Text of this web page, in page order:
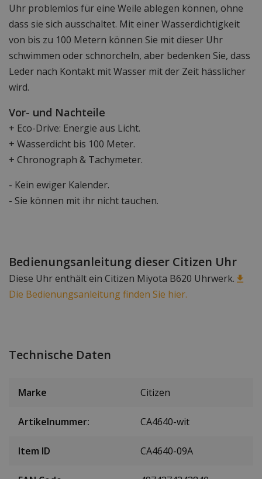
Uhr problemlos für eine Weile ablegen können, ohne
dass sie sich ausschaltet. Mit einer Wasserdichtigkeit
von bis zu 100 Metern können Sie mit dieser Uhr
schwimmen oder schnorcheln, aber bedenken Sie, dass
Leder nach Kontakt mit Wasser mit der Zeit hässlicher
wird.
Vor- und Nachteile
+ Eco-Drive: Energie aus Licht.
+ Wasserdicht bis 100 Meter.
+ Chronograph & Tachymeter.
- Kein ewiger Kalender.
- Sie können mit ihr nicht tauchen.
Bedienungsanleitung dieser Citizen Uhr
Diese Uhr enthält ein Citizen Miyota B620 Uhrwerk.
Die Bedienungsanleitung finden Sie hier.
Technische Daten
Marke Citizen
Artikelnummer: CA4640-wit
Item ID CA4640-09A